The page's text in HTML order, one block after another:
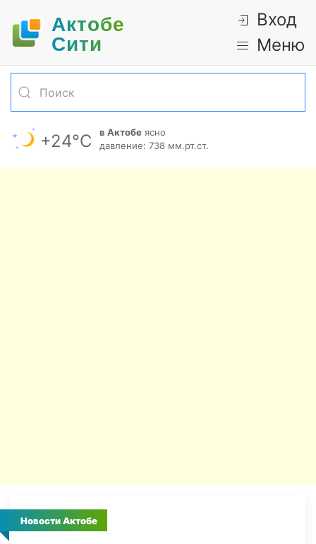
Актобе
Cити
Вход
Меню
+24°С в Актобе ясно
давление: 738 мм.рт.ст.
Новости Актобе